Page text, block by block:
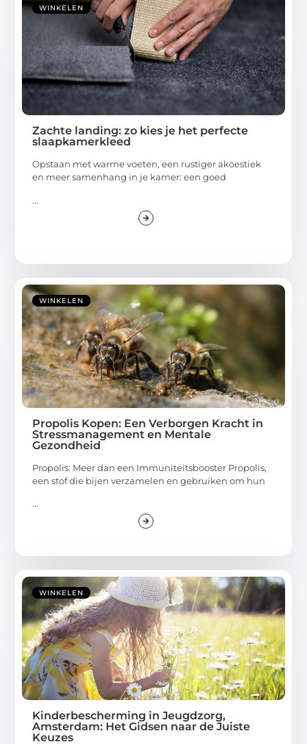
WINKELEN
Zachte landing: zo kies je het perfecte
slaapkamerkleed
Opstaan met warme voeten, een rustiger akoestiek
en meer samenhang in je kamer: een goed
...
WINKELEN
Propolis Kopen: Een Verborgen Kracht in
Stressmanagement en Mentale
Gezondheid
Propolis: Meer dan een Immuniteitsbooster Propolis,
een stof die bijen verzamelen en gebruiken om hun
...
WINKELEN
Kinderbescherming in Jeugdzorg,
Amsterdam: Het Gidsen naar de Juiste
Keuzes